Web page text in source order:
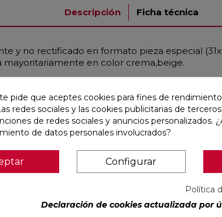
Descripción Ficha técnica
y no rectificado en formato pieza especial
en color crema,beige.
pide que aceptes cookies para fines de
redes sociales y las cookies publicitarias de
de redes sociales y anuncios personalizados.
de datos personales involucrados?
Configurar
Política
Declaración de cookies actualizada por